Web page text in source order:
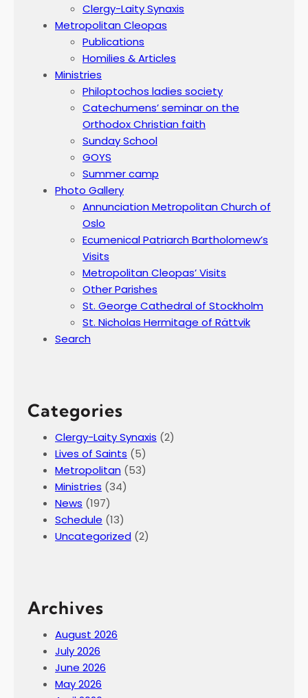
Clergy-Laity Synaxis
Metropolitan Cleopas
Publications
Homilies & Articles
Ministries
Philoptochos ladies society
Catechumens’ seminar on the
Orthodox Christian faith
Sunday School
GOYS
Summer camp
Photo Gallery
Annunciation Metropolitan Church of
Oslo
Ecumenical Patriarch Bartholomew’s
Visits
Metropolitan Cleopas’ Visits
Other Parishes
St. George Cathedral of Stockholm
St. Nicholas Hermitage of Rättvik
Search
Categories
Clergy-Laity Synaxis (2)
Lives of Saints (5)
Metropolitan (53)
Ministries (34)
News (197)
Schedule (13)
Uncategorized (2)
Archives
August 2026
July 2026
June 2026
May 2026